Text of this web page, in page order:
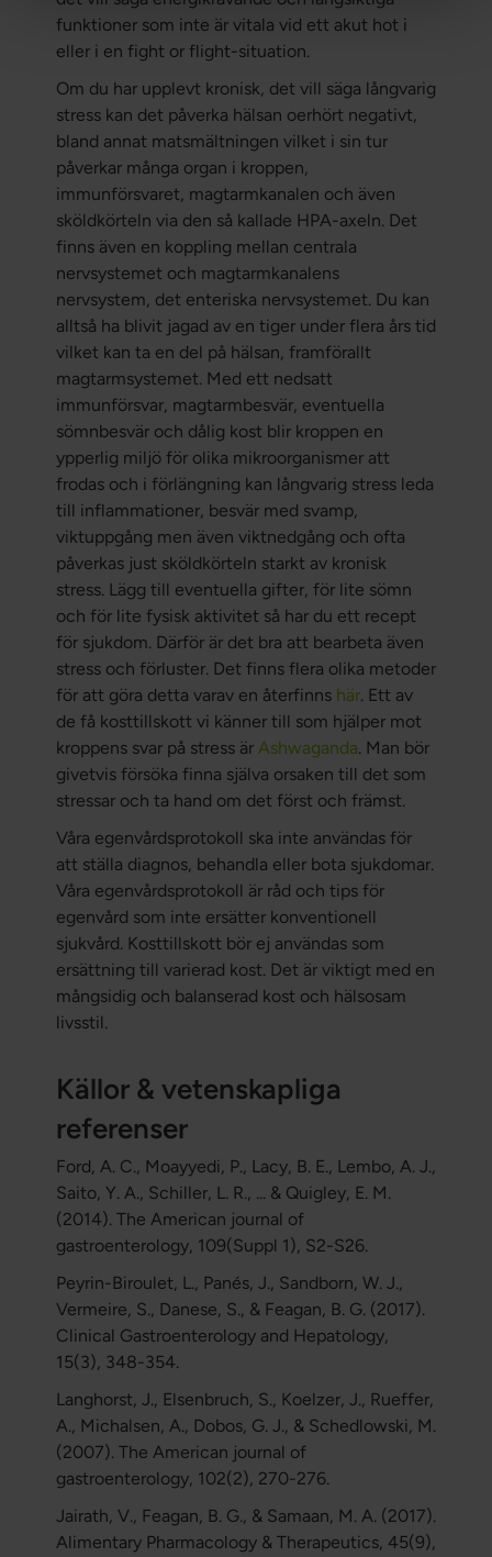
funktioner som inte är vitala vid ett akut hot i
eller i en fight or flight-situation.
Om du har upplevt kronisk, det vill säga långvarig
stress kan det påverka hälsan oerhört negativt,
bland annat matsmältningen vilket i sin tur
påverkar många organ i kroppen,
immunförsvaret, magtarmkanalen och även
sköldkörteln via den så kallade HPA-axeln. Det
finns även en koppling mellan centrala
nervsystemet och magtarmkanalens
nervsystem, det enteriska nervsystemet. Du kan
alltså ha blivit jagad av en tiger under flera års tid
vilket kan ta en del på hälsan, framförallt
magtarmsystemet. Med ett nedsatt
immunförsvar, magtarmbesvär, eventuella
sömnbesvär och dålig kost blir kroppen en
ypperlig miljö för olika mikroorganismer att
frodas och i förlängning kan långvarig stress leda
till inflammationer, besvär med svamp,
viktuppgång men även viktnedgång och ofta
påverkas just sköldkörteln starkt av kronisk
stress. Lägg till eventuella gifter, för lite sömn
och för lite fysisk aktivitet så har du ett recept
för sjukdom. Därför är det bra att bearbeta även
stress och förluster. Det finns flera olika metoder
för att göra detta varav en återfinns här. Ett av
de få kosttillskott vi känner till som hjälper mot
kroppens svar på stress är Ashwaganda. Man bör
givetvis försöka finna själva orsaken till det som
stressar och ta hand om det först och främst.
Våra egenvårdsprotokoll ska inte användas för
att ställa diagnos, behandla eller bota sjukdomar.
Våra egenvårdsprotokoll är råd och tips för
egenvård som inte ersätter konventionell
sjukvård. Kosttillskott bör ej användas som
ersättning till varierad kost. Det är viktigt med en
mångsidig och balanserad kost och hälsosam
livsstil.
Källor & vetenskapliga
referenser
Ford, A. C., Moayyedi, P., Lacy, B. E., Lembo, A. J.,
Saito, Y. A., Schiller, L. R., ... & Quigley, E. M.
(2014). The American journal of
gastroenterology, 109(Suppl 1), S2-S26.
Peyrin-Biroulet, L., Panés, J., Sandborn, W. J.,
Vermeire, S., Danese, S., & Feagan, B. G. (2017).
Clinical Gastroenterology and Hepatology,
15(3), 348-354.
Langhorst, J., Elsenbruch, S., Koelzer, J., Rueffer,
A., Michalsen, A., Dobos, G. J., & Schedlowski, M.
(2007). The American journal of
gastroenterology, 102(2), 270-276.
Jairath, V., Feagan, B. G., & Samaan, M. A. (2017).
Alimentary Pharmacology & Therapeutics, 45(9),